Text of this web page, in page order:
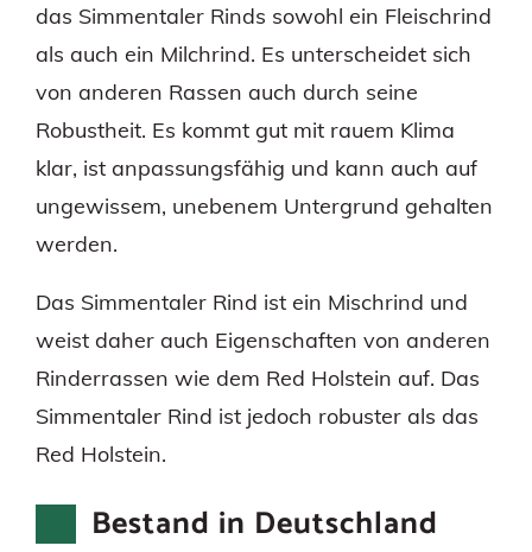
das Simmentaler Rinds sowohl ein Fleischrind
als auch ein Milchrind. Es unterscheidet sich
von anderen Rassen auch durch seine
Robustheit. Es kommt gut mit rauem Klima
klar, ist anpassungsfähig und kann auch auf
ungewissem, unebenem Untergrund gehalten
werden.
Das Simmentaler Rind ist ein Mischrind und
weist daher auch Eigenschaften von anderen
Rinderrassen wie dem Red Holstein auf. Das
Simmentaler Rind ist jedoch robuster als das
Red Holstein.
Bestand in Deutschland